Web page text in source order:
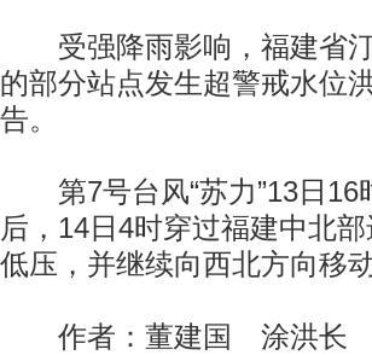
受强降雨影响，福建省汀
的部分站点发生超警戒水位
告。
第7号台风“苏力”13日16
后，14日4时穿过福建中北
低压，并继续向西北方向移
作者：董建国 涂洪长